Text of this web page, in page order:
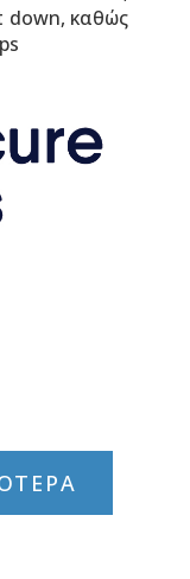
down, καθώς